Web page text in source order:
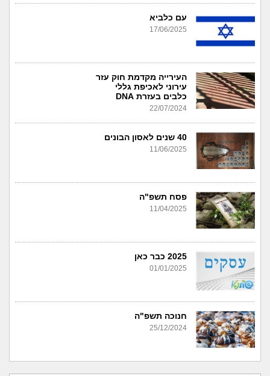
עם כלביא
17/06/2025
העירייה מקדמת חוק עזר
עירוני לאכיפת גללי
כלבים בעזרת DNA
22/07/2024
40 שנים לאסון הבונים
11/06/2025
פסח תשפ"ה
11/04/2025
2025 כבר כאן
01/01/2025
חנוכה תשפ"ה
25/12/2024